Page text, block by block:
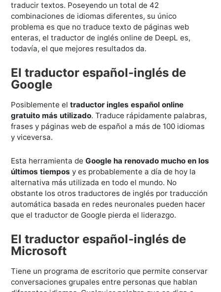
traducir textos. Poseyendo un total de 42
combinaciones de idiomas diferentes, su único
problema es que no traduce texto de páginas web
enteras, el traductor de inglés online de DeepL es,
todavía, el que mejores resultados da.
El traductor español-inglés de
Google
Posiblemente eltraductor ingles español online
gratuito más utilizado. Traduce rápidamente palabras,
frases y páginas web de español a más de 100 idiomas
y viceversa.
Esta herramienta deGoogle ha renovado mucho en los
últimos tiempos y es probablemente a día de hoy la
alternativa más utilizada en todo el mundo. No
obstante los otros traductores de inglés por traducción
automática basada en redes neuronales pueden hacer
que el traductor de Google pierda el liderazgo.
El traductor español-inglés de
Microsoft
Tiene un programa de escritorio que permite conservar
conversaciones grupales entre personas que hablan